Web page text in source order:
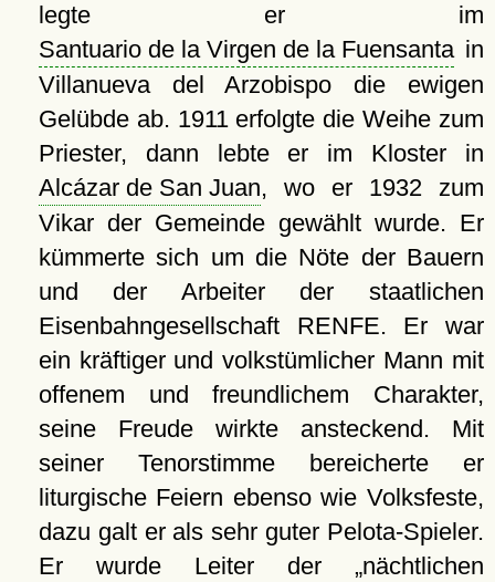
legte er im
Santuario de la Virgen de la Fuensantain
Villanueva del Arzobispo die ewigen
Gelübde ab. 1911 erfolgte die Weihe zum
Priester, dann lebte er im Kloster in
Alcázar de San Juan, wo er 1932 zum
Vikar der Gemeinde gewählt wurde. Er
kümmerte sich um die Nöte der Bauern
und der Arbeiter der staatlichen
Eisenbahngesellschaft RENFE. Er war
ein kräftiger und volkstümlicher Mann mit
offenem und freundlichem Charakter,
seine Freude wirkte ansteckend. Mit
seiner Tenorstimme bereicherte er
liturgische Feiern ebenso wie Volksfeste,
dazu galt er als sehr guter Pelota-Spieler.
Er wurde Leiter der
nächtlichen